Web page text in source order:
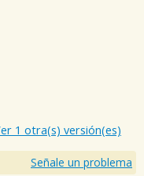
1 otra(s) versión(es)
Señale un problema